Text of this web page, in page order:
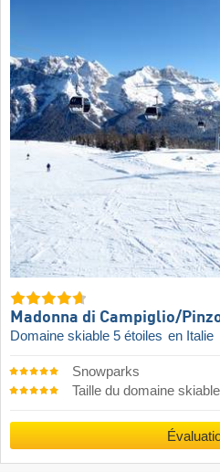
Madonna di Campiglio/​
Domaine skiable 5 étoiles en Italie
Snowparks
Taille du domaine skiable